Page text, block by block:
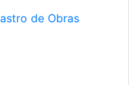
de Obras